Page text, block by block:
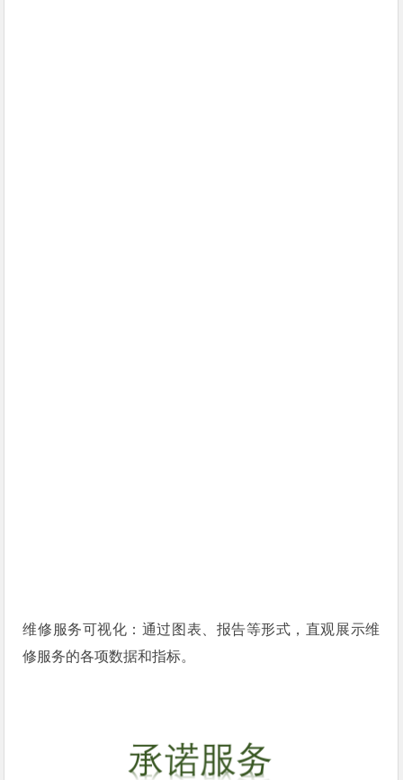
维修服务可视化：通过图表、报告等形式，直观展示维
修服务的各项数据和指标。